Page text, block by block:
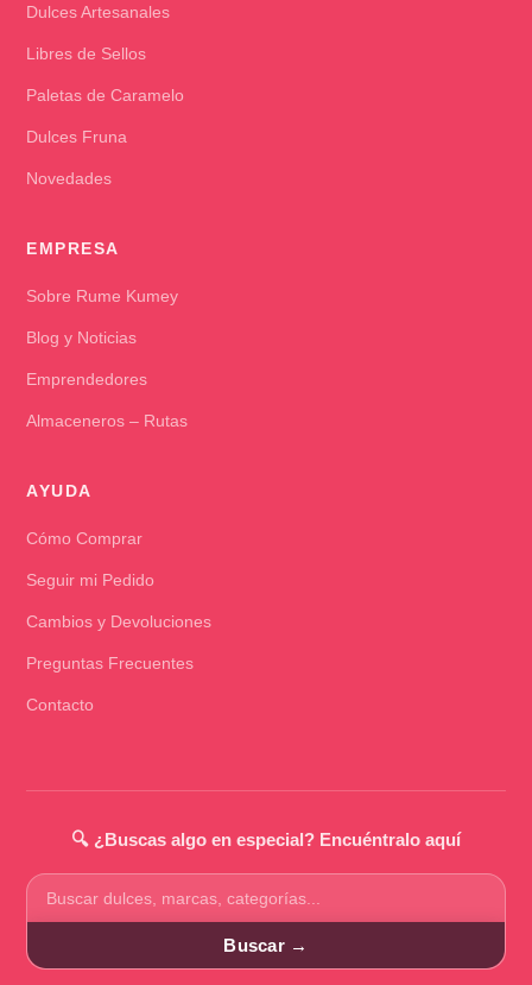
Dulces Artesanales
Libres de Sellos
Paletas de Caramelo
Dulces Fruna
Novedades
EMPRESA
Sobre Rume Kumey
Blog y Noticias
Emprendedores
Almaceneros – Rutas
AYUDA
Cómo Comprar
Seguir mi Pedido
Cambios y Devoluciones
Preguntas Frecuentes
Contacto
🔍 ¿Buscas algo en especial? Encuéntralo aquí
Buscar
productos
Buscar →